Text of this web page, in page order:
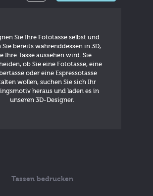
Sie Ihre Fototasse selbst und
Sie bereits währenddessen in 3D,
Ihre Tasse aussehen wird. Sie
ob Sie eine Fototasse, eine
oder eine Espressotasse
wollen, suchen Sie sich Ihr
heraus und laden es in
unseren 3D-Designer.
Tassen bedrucken